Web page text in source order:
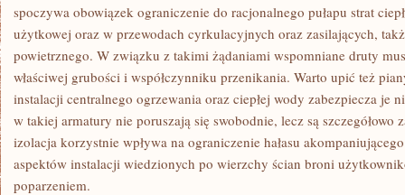
spoczywa obowiązek ograniczenie do racjonalnego pułapu strat
użytkowej oraz w przewodach cyrkulacyjnych oraz zasilających,
powietrznego. W związku z takimi żądaniami wspomniane druty
właściwej grubości i współczynniku przenikania. Warto upić też
instalacji centralnego ogrzewania oraz ciepłej wody zabezpiecza je
w takiej armatury nie poruszają się swobodnie, lecz są szczegółowo
izolacja korzystnie wpływa na ograniczenie hałasu
aspektów instalacji wiedzionych po wierzchy ścian broni
poparzeniem.